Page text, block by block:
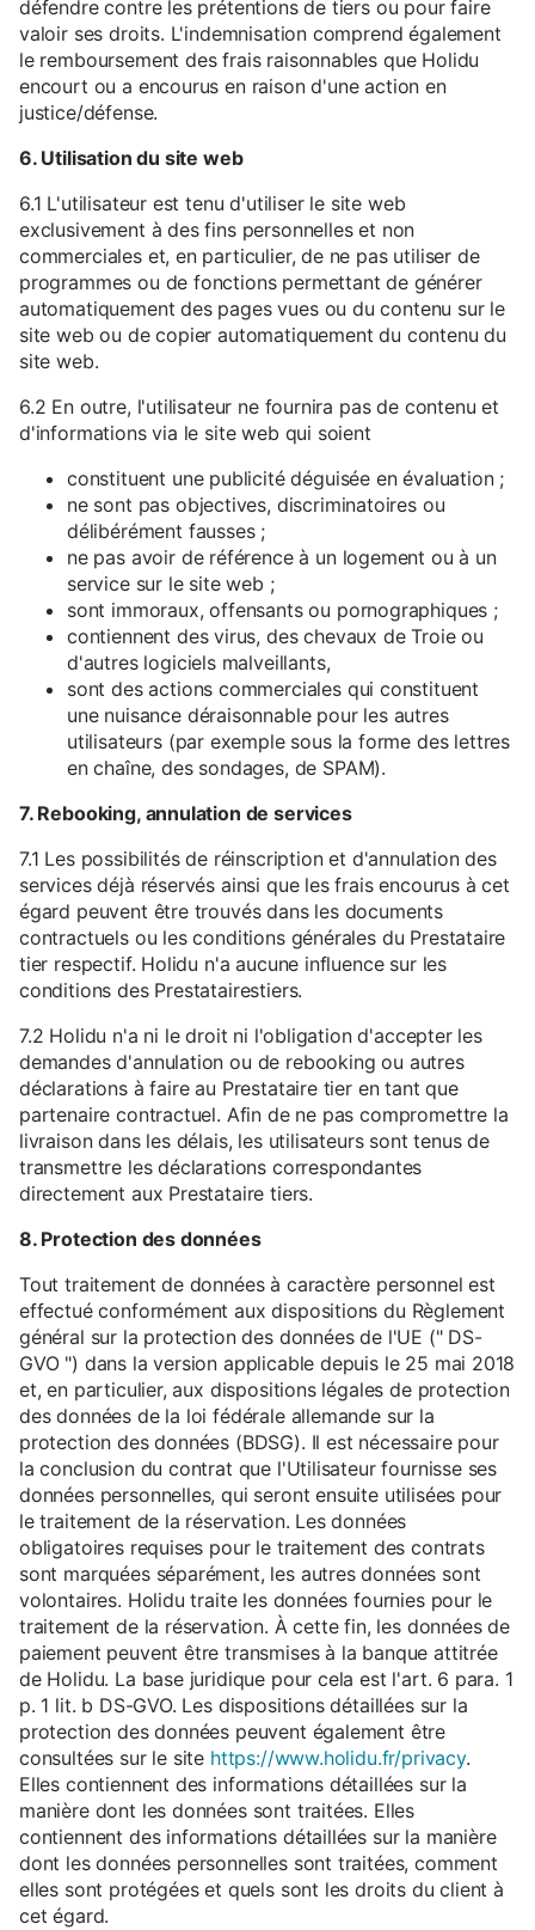
défendre contre les prétentions de tiers ou pour faire
valoir ses droits. L'indemnisation comprend également
le remboursement des frais raisonnables que Holidu
encourt ou a encourus en raison d'une action en
justice/défense.
6. Utilisation du site web
6.1 L'utilisateur est tenu d'utiliser le site web
exclusivement à des fins personnelles et non
commerciales et, en particulier, de ne pas utiliser de
programmes ou de fonctions permettant de générer
automatiquement des pages vues ou du contenu sur le
site web ou de copier automatiquement du contenu du
site web.
6.2 En outre, l'utilisateur ne fournira pas de contenu et
d'informations via le site web qui soient
constituent une publicité déguisée en évaluation ;
ne sont pas objectives, discriminatoires ou
délibérément fausses ;
ne pas avoir de référence à un logement ou à un
service sur le site web ;
sont immoraux, offensants ou pornographiques ;
contiennent des virus, des chevaux de Troie ou
d'autres logiciels malveillants,
sont des actions commerciales qui constituent
une nuisance déraisonnable pour les autres
utilisateurs (par exemple sous la forme des lettres
en chaîne, des sondages, de SPAM).
7. Rebooking, annulation de services
7.1 Les possibilités de réinscription et d'annulation des
services déjà réservés ainsi que les frais encourus à cet
égard peuvent être trouvés dans les documents
contractuels ou les conditions générales du Prestataire
tier respectif. Holidu n'a aucune influence sur les
conditions des Prestatairestiers.
7.2 Holidu n'a ni le droit ni l'obligation d'accepter les
demandes d'annulation ou de rebooking ou autres
déclarations à faire au Prestataire tier en tant que
partenaire contractuel. Afin de ne pas compromettre la
livraison dans les délais, les utilisateurs sont tenus de
transmettre les déclarations correspondantes
directement aux Prestataire tiers.
8. Protection des données
Tout traitement de données à caractère personnel est
effectué conformément aux dispositions du Règlement
général sur la protection des données de l'UE (" DS-
GVO ") dans la version applicable depuis le 25 mai 2018
et, en particulier, aux dispositions légales de protection
des données de la loi fédérale allemande sur la
protection des données (BDSG). Il est nécessaire pour
la conclusion du contrat que l'Utilisateur fournisse ses
données personnelles, qui seront ensuite utilisées pour
le traitement de la réservation. Les données
obligatoires requises pour le traitement des contrats
sont marquées séparément, les autres données sont
volontaires. Holidu traite les données fournies pour le
traitement de la réservation. À cette fin, les données de
paiement peuvent être transmises à la banque attitrée
de Holidu. La base juridique pour cela est l'art. 6 para. 1
p. 1 lit. b DS-GVO. Les dispositions détaillées sur la
protection des données peuvent également être
consultées sur le site https://www.holidu.fr/privacy.
Elles contiennent des informations détaillées sur la
manière dont les données sont traitées. Elles
contiennent des informations détaillées sur la manière
dont les données personnelles sont traitées, comment
elles sont protégées et quels sont les droits du client à
cet égard.